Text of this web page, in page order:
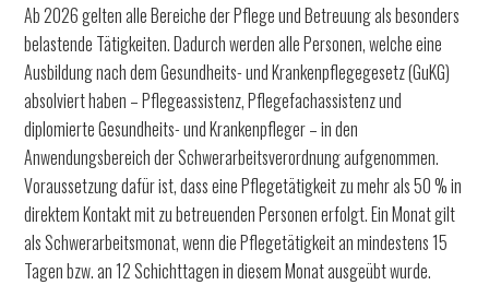
Ab 2026 gelten alle Bereiche der Pflege und Betreuung als besonders
belastende Tätigkeiten. Dadurch werden alle Personen, welche eine
Ausbildung nach dem Gesundheits- und Krankenpflegegesetz (GuKG)
absolviert haben – Pflegeassistenz, Pflegefachassistenz und
diplomierte Gesundheits- und Krankenpfleger – in den
Anwendungsbereich der Schwerarbeitsverordnung aufgenommen.
Voraussetzung dafür ist, dass eine Pflegetätigkeit zu mehr als 50 % in
direktem Kontakt mit zu betreuenden Personen erfolgt. Ein Monat gilt
als Schwerarbeitsmonat, wenn die Pflegetätigkeit an mindestens 15
Tagen bzw. an 12 Schichttagen in diesem Monat ausgeübt wurde.